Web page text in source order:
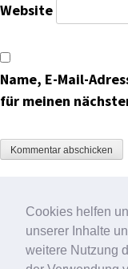
Cookies helfen
unserer Inhalte
weitere Nutzung
Website
Name, E-Mail-
für meinen
KONTAKT|